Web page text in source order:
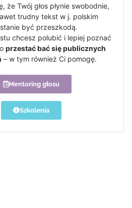
że Twój głos płynie swobodnie,
trudny tekst w j. polskim
być przeszkodą.
chcesz polubić i lepiej poznać
przestać bać się publicznych
– w tym również Ci pomogę.
Mentoring głosu
Szkolenia